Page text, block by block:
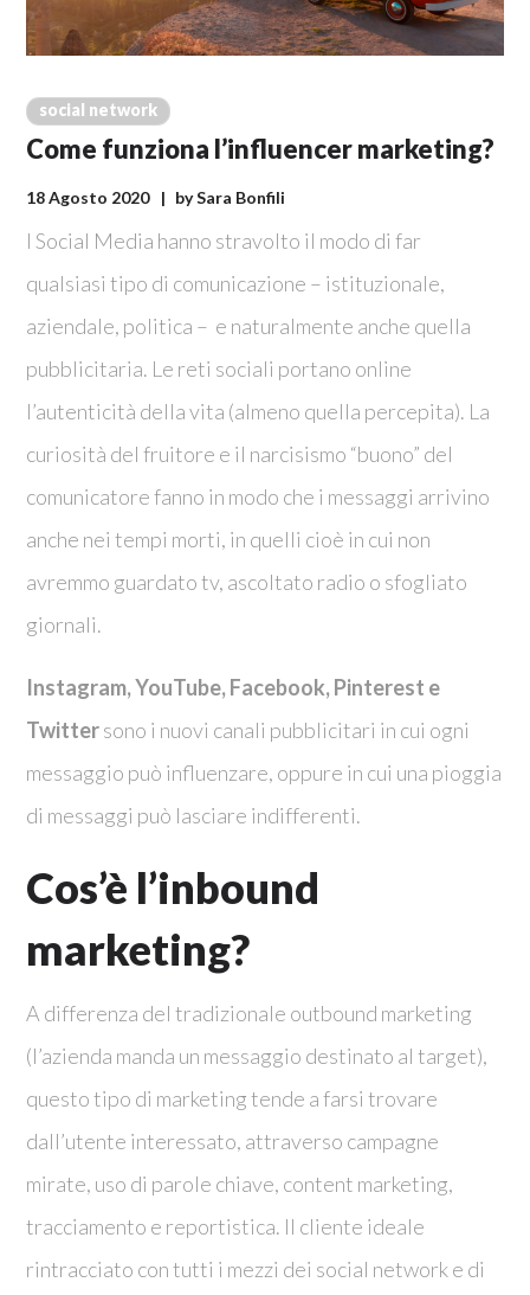
social network
Come funziona l’influencer marketing?
18 Agosto 2020 bySara Bonfili
I Social Media hanno stravolto il modo di far
qualsiasi tipo di comunicazione – istituzionale,
aziendale, politica – e naturalmente anche quella
pubblicitaria. Le reti sociali portano online
l’autenticità della vita (almeno quella percepita). La
curiosità del fruitore e il narcisismo “buono” del
comunicatore fanno in modo che i messaggi arrivino
anche nei tempi morti, in quelli cioè in cui non
avremmo guardato tv, ascoltato radio o sfogliato
giornali.
Instagram, YouTube, Facebook, Pinterest e
Twittersono i nuovi canali pubblicitari in cui ogni
messaggio può influenzare, oppure in cui una pioggia
di messaggi può lasciare indifferenti.
Cos’è l’inbound
marketing?
A differenza del tradizionale outbound marketing
(l’azienda manda un messaggio destinato al target),
questo tipo di marketing tende a farsi trovare
dall’utente interessato, attraverso campagne
mirate, uso di parole chiave, content marketing,
tracciamento e reportistica. Il cliente ideale
rintracciato con tutti i mezzi dei social network e di